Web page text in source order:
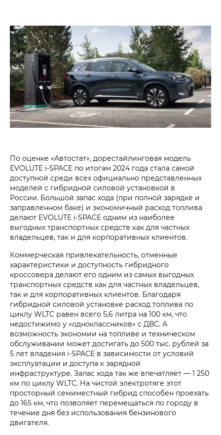
По оценке «Автостат», дорестайлинговая модель
EVOLUTE i‑SPACE по итогам 2024 года стала самой
доступной среди всех официально представленных
моделей с гибридной силовой установкой в
России. Большой запас хода (при полной зарядке и
заправленном баке) и экономичный расход топлива
делают EVOLUTE i‑SPACE одним из наиболее
выгодных транспортных средств как для частных
владельцев, так и для корпоративных клиентов.
Коммерческая привлекательность, отменные
характеристики и доступность гибридного
кроссовера делают его одним из самых выгодных
транспортных средств как для частных владельцев,
так и для корпоративных клиентов. Благодаря
гибридной силовой установке расход топлива по
циклу WLTC равен всего 5,6 литра на 100 км, что
недостижимо у «одноклассников» с ДВС. А
возможность экономии на топливе и техническом
обслуживании может достигать до 500 тыс. рублей за
5 лет владения i‑SPACE в зависимости от условий
эксплуатации и доступа к зарядной
инфраструктуре. Запас хода так же впечатляет — 1 250
км по циклу WLTC. На чистой электротяге этот
просторный семиместный гибрид способен проехать
до 165 км, что позволяет перемещаться по городу в
течение дня без использования бензинового
двигателя.